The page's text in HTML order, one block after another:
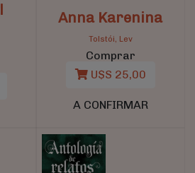
Anna Karenina
Tolstói, Lev
Comprar
U$S 25,00
A CONFIRMAR